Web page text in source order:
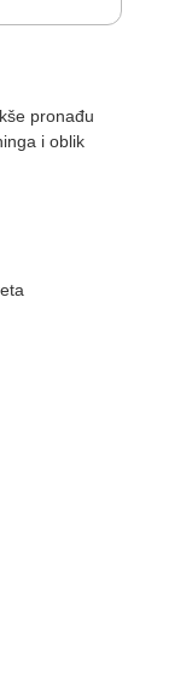
pronađu
i oblik